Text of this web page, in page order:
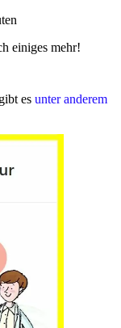
einiges mehr!
gibt es unter anderem